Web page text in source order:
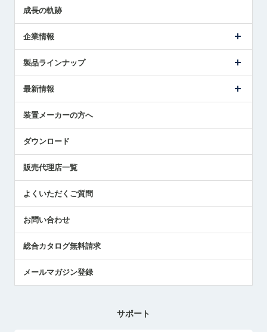
成長の軌跡
企業情報
ごあいさつ
受賞履歴
採用情報
国/地域/言語
製品ラインナップ
ツールセッタ製品
エアマイクロセンサ製品
最新情報
メトロールの技術
社員ブログ
中小企業のBCP地震対策
センサのテクニカルガイド
社長ブログ
装置メーカーの方へ
ダウンロード
販売代理店一覧
よくいただくご質問
お問い合わせ
総合カタログ無料請求
メールマガジン登録
サポート